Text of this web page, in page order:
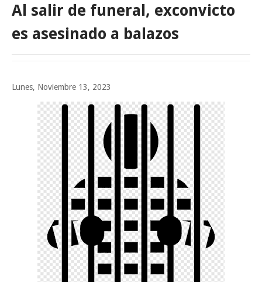
Al salir de funeral, exconvicto
es asesinado a balazos
Lunes, Noviembre 13, 2023